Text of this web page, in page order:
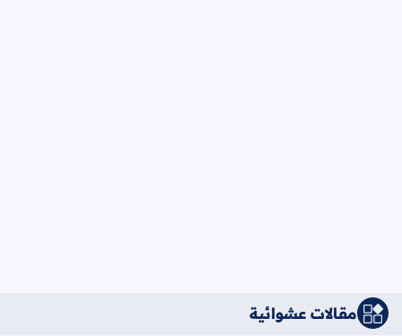
مقالات عشوائية